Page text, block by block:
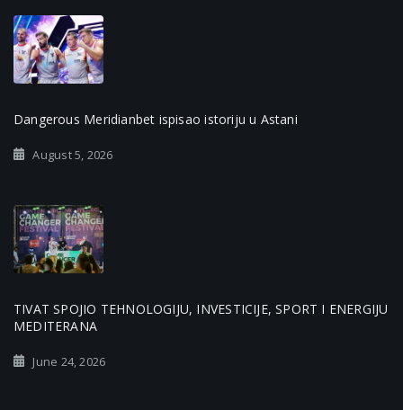
Dangerous Meridianbet ispisao istoriju u Astani
August 5, 2026
TIVAT SPOJIO TEHNOLOGIJU, INVESTICIJE, SPORT I ENERGIJU
MEDITERANA
June 24, 2026